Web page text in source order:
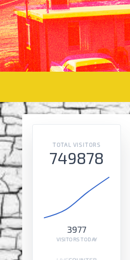
TOTAL VISITORS
749878
3977
VISITORS TODAY